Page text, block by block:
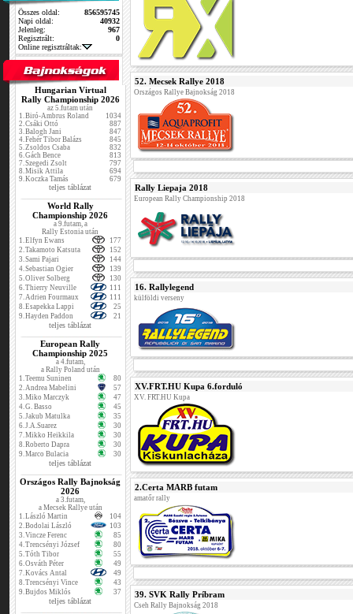
Összes oldal:
856595745
Napi oldal:
40932
Jelenleg:
967
Regisztrált:
0
Online regisztráltak:
Hungarian Virtual
Rally Championship 2026
az 5.futam után
1.Biró-Ambrus Roland
1034
2.Csáki Ottó
887
3.Balogh Jani
847
4.Fehér Tibor Balázs
845
5.Zsoldos Csaba
832
6.Gách Bence
813
7.Szegedi Zsolt
797
8.Misik Attila
694
9.Koczka Tamás 679
teljes táblázat
World Rally
Championship 2026
a 9.futam, a
Rally Estonia után
1.Elfyn Ewans
177
2.Takamoto Katsuta
152
3.Sami Pajari
144
4.Sebastian Ogier
139
5.Oliver Solberg
130
6.Thierry Neuville
111
7.Adrien Fourmaux
111
8.Esapekka Lappi
25
9.Hayden Paddon 21
teljes táblázat
European Rally
Championship 2025
a 4.futam,
a Rally Poland után
1.Teemu Suninen
80
2.Andrea Mabelini
57
3.Miko Marczyk
47
4.G. Basso
45
5.Jakub Matulka
35
6.J.A.Suarez
30
7.Mikko Heikkila
30
8.Roberto Dapra
30
9.Marco Bulacia 30
teljes táblázat
Országos Rally Bajnokság
2026
a 3.futam,
a Mecsek Rallye után
1.László Martin
104
2.Bodolai László
103
3.Vincze Ferenc
85
4.Trencsényi József
80
5.Tóth Tibor
55
6.Osváth Péter
49
7.Kovács Antal
49
8.Trencsényi Vince
43
9.Bujdos Miklós 37
teljes táblázat
52. Mecsek Rallye 2018
Országos Rallye Bajnokság 2018
Rally Liepaja 2018
European Rally Championship 2018
16. Rallylegend
külföldi verseny
XV.FRT.HU Kupa 6.forduló
XV. FRT.HU Kupa
2.Certa MARB futam
amatőr rally
39. SVK Rally Príbram
Cseh Rally Bajnokság 2018